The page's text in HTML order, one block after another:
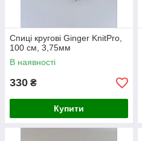
Спиці кругові Ginger KnitPro,
100 см, 3,75мм
В наявності
330 ₴
Купити